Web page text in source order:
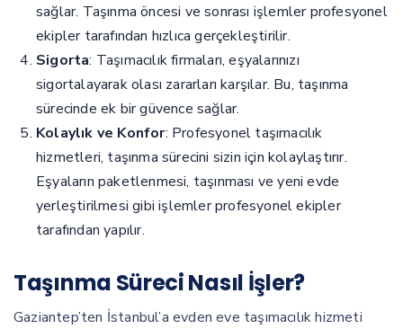
sağlar. Taşınma öncesi ve sonrası işlemler profesyonel
ekipler tarafından hızlıca gerçekleştirilir.
Sigorta: Taşımacılık firmaları, eşyalarınızı
sigortalayarak olası zararları karşılar. Bu, taşınma
sürecinde ek bir güvence sağlar.
Kolaylık ve Konfor: Profesyonel taşımacılık
hizmetleri, taşınma sürecini sizin için kolaylaştırır.
Eşyaların paketlenmesi, taşınması ve yeni evde
yerleştirilmesi gibi işlemler profesyonel ekipler
tarafından yapılır.
Taşınma Süreci Nasıl İşler?
Gaziantep’ten İstanbul’a evden eve taşımacılık hizmeti